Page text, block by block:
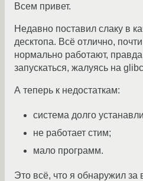
Всем привет.
Недавно поставил слаку в
десктопа. Всё отлично,
нормально работают,
запускаться, жалуясь на
А теперь к недостаткам:
система долго
не работает стим;
мало программ.
Это всё, что я обнаружил за